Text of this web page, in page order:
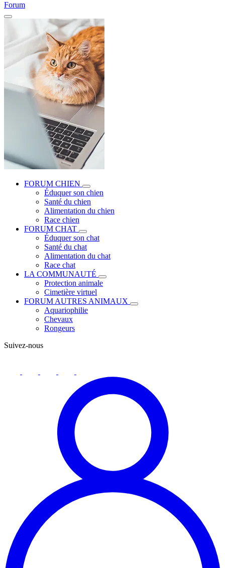
Forum
FORUM CHIEN
Éduquer son chien
Santé du chien
Alimentation du chien
Race chien
FORUM CHAT
Éduquer son chat
Santé du chat
Alimentation du chat
Race chat
LA COMMUNAUTÉ
Protection animale
Cimetière virtuel
FORUM AUTRES ANIMAUX
Aquariophilie
Chevaux
Rongeurs
Suivez-nous